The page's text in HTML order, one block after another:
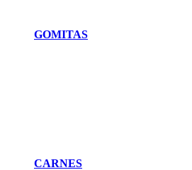
GOMITAS
CARNES